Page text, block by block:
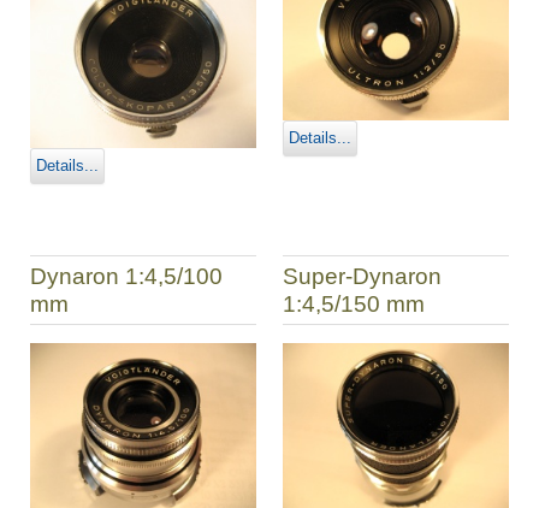
Details...
Details...
Dynaron 1:4,5/100
mm
Super-Dynaron
1:4,5/150 mm